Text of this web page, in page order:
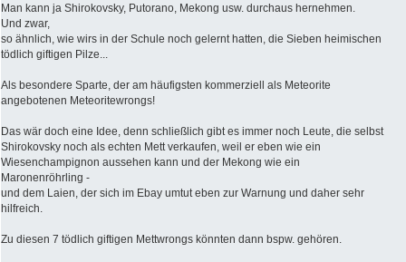
Man kann ja Shirokovsky, Putorano, Mekong usw. durchaus hernehmen.
Und zwar,
so ähnlich, wie wirs in der Schule noch gelernt hatten, die Sieben heimischen
tödlich giftigen Pilze...
Als besondere Sparte, der am häufigsten kommerziell als Meteorite
angebotenen Meteoritewrongs!
Das wär doch eine Idee, denn schließlich gibt es immer noch Leute, die selbst
Shirokovsky noch als echten Mett verkaufen, weil er eben wie ein
Wiesenchampignon aussehen kann und der Mekong wie ein
Maronenröhrling -
und dem Laien, der sich im Ebay umtut eben zur Warnung und daher sehr
hilfreich.
Zu diesen 7 tödlich giftigen Mettwrongs könnten dann bspw. gehören.